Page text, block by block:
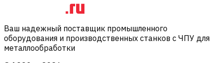
Ваш надежный поставщик промышленного
оборудования и производственных станков с ЧПУ для
металлообработки